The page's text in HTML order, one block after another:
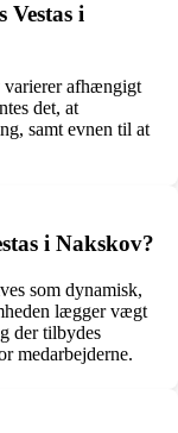
Vestas i
varierer afhængigt
det, at
samt evnen til at
i Nakskov?
som dynamisk,
lægger vægt
der tilbydes
medarbejderne.